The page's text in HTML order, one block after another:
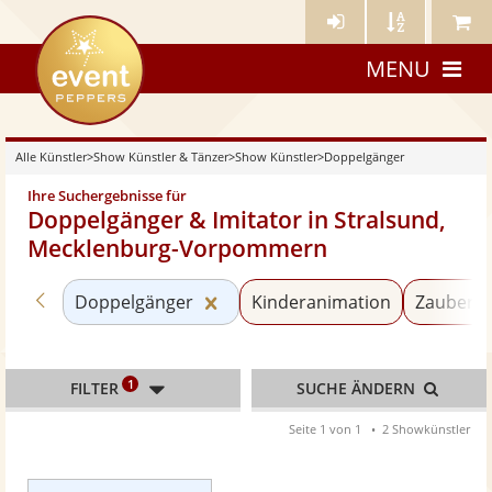
Künstler- Künstler Meine
eventpeppers
MENU
Alle Künstler>Show Künstler & Tänzer>Show Künstler>Doppelgänger
Ihre Suchergebnisse für
Doppelgänger & Imitator in Stralsund,
Mecklenburg-Vorpommern
Zurück zu «Show Künstler»
Doppelgänger Kategorie «Doppelgänger»
Kinderanimation
FILTER 1 SUCHE ÄNDERN
Seite 1 von 1 2 Showkünstler